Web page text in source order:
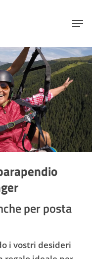
per posta
i vostri desideri